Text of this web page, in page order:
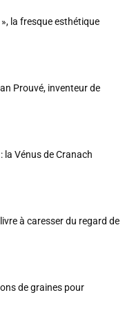
la fresque esthétique
Prouvé, inventeur de
la Vénus de Cranach
à caresser du regard de
de graines pour